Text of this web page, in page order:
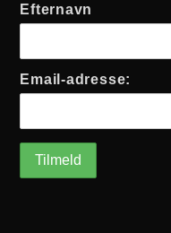
Efternavn
Email-adresse: